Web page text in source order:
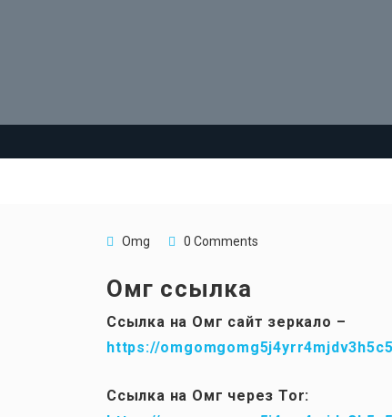
Omg 0 Comments
Омг ссылка
Ссылка на Омг сайт зеркало –
https://
Ссылка на Омг через Tor: